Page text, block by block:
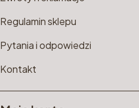
Regulamin sklepu
Pytania i odpowiedzi
Kontakt